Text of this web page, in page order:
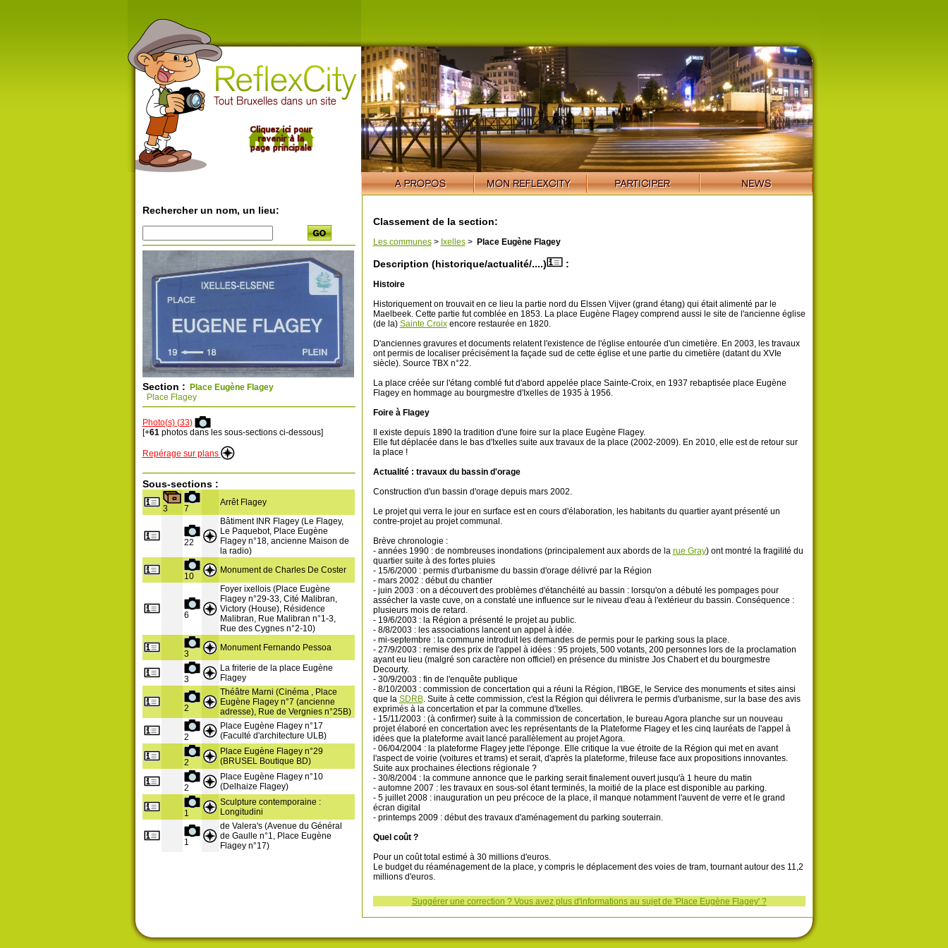
Rechercher un nom, un lieu:
Section : Place Eugène Flagey
Place Flagey
Photo(s) (33)
[+61photos dans les sous-sections ci-dessous]
Repérage sur plans
Sous-sections :
3 7
Arrêt Flagey
22
Bâtiment INR Flagey (Le Flagey,
Le Paquebot, Place Eugène
Flagey n°18, ancienne Maison de
la radio)
10
Monument de Charles De Coster
6
Foyer ixellois (Place Eugène
Flagey n°29-33, Cité Malibran,
Victory (House), Résidence
Malibran, Rue Malibran n°1-3,
Rue des Cygnes n°2-10)
3
Monument Fernando Pessoa
3
La friterie de la place Eugène
Flagey
2
Théâtre Marni (Cinéma , Place
Eugène Flagey n°7 (ancienne
adresse), Rue de Vergnies n°25B)
2
Place Eugène Flagey n°17
(Faculté d'architecture ULB)
2
Place Eugène Flagey n°29
(BRUSEL Boutique BD)
2
Place Eugène Flagey n°10
(Delhaize Flagey)
1
Sculpture contemporaine :
Longitudini
1
de Valera's (Avenue du Général
de Gaulle n°1, Place Eugène
Flagey n°17)
Classement de la section:
Les communes> Ixelles> Place Eugène Flagey
Description (historique/actualité/....) :
Histoire
Historiquement on trouvait en ce lieu la partie nord du Elssen Vijver (grand étang) qui était alimenté par le
Maelbeek. Cette partie fut comblée en 1853. La place Eugène Flagey comprend aussi le site de l'ancienne église
(de la) Sainte Croixencore restaurée en 1820.
D'anciennes gravures et documents relatent l'existence de l'église entourée d'un cimetière. En 2003, les travaux
ont permis de localiser précisément la façade sud de cette église et une partie du cimetière (datant du XVIe
siècle). Source TBX n°22.
La place créée sur l'étang comblé fut d'abord appelée place Sainte-Croix, en 1937 rebaptisée place Eugène
Flagey en hommage au bourgmestre d'Ixelles de 1935 à 1956.
Foire à Flagey
Il existe depuis 1890 la tradition d'une foire sur la place Eugène Flagey.
Elle fut déplacée dans le bas d'Ixelles suite aux travaux de la place (2002-2009). En 2010, elle est de retour sur
la place !
Actualité : travaux du bassin d'orage
Construction d'un bassin d'orage depuis mars 2002.
Le projet qui verra le jour en surface est en cours d'élaboration, les habitants du quartier ayant présenté un
contre-projet au projet communal.
Brève chronologie :
- années 1990 : de nombreuses inondations (principalement aux abords de la rue Gray) ont montré la fragilité du
quartier suite à des fortes pluies
- 15/6/2000 : permis d'urbanisme du bassin d'orage délivré par la Région
- mars 2002 : début du chantier
- juin 2003 : on a découvert des problèmes d'étanchéité au bassin : lorsqu'on a débuté les pompages pour
assécher la vaste cuve, on a constaté une influence sur le niveau d'eau à l'extérieur du bassin. Conséquence :
plusieurs mois de retard.
- 19/6/2003 : la Région a présenté le projet au public.
- 8/8/2003 : les associations lancent un appel à idée.
- mi-septembre : la commune introduit les demandes de permis pour le parking sous la place.
- 27/9/2003 : remise des prix de l'appel à idées : 95 projets, 500 votants, 200 personnes lors de la proclamation
ayant eu lieu (malgré son caractère non officiel) en présence du ministre Jos Chabert et du bourgmestre
Decourty.
- 30/9/2003 : fin de l'enquête publique
- 8/10/2003 : commission de concertation qui a réuni la Région, l'IBGE, le Service des monuments et sites ainsi
que la SDRB. Suite à cette commission, c'est la Région qui délivrera le permis d'urbanisme, sur la base des avis
exprimés à la concertation et par la commune d'Ixelles.
- 15/11/2003 : (à confirmer) suite à la commission de concertation, le bureau Agora planche sur un nouveau
projet élaboré en concertation avec les représentants de la Plateforme Flagey et les cinq lauréats de l'appel à
idées que la plateforme avait lancé parallèlement au projet Agora.
- 06/04/2004 : la plateforme Flagey jette l'éponge. Elle critique la vue étroite de la Région qui met en avant
l'aspect de voirie (voitures et trams) et serait, d'après la plateforme, frileuse face aux propositions innovantes.
Suite aux prochaines élections régionale ?
- 30/8/2004 : la commune annonce que le parking serait finalement ouvert jusqu'à 1 heure du matin
- automne 2007 : les travaux en sous-sol étant terminés, la moitié de la place est disponible au parking.
- 5 juillet 2008 : inauguration un peu précoce de la place, il manque notamment l'auvent de verre et le grand
écran digital
- printemps 2009 : début des travaux d'aménagement du parking souterrain.
Quel coût ?
Pour un coût total estimé à 30 millions d'euros.
Le budget du réaménagement de la place, y compris le déplacement des voies de tram, tournant autour des 11,2
millions d'euros.
Suggérer une correction ? Vous avez plus d'informations au sujet de 'Place Eugène Flagey' ?